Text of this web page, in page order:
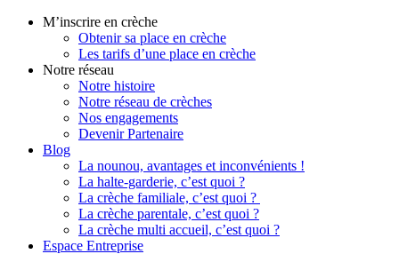
M’inscrire en crèche
Obtenir sa place en crèche
Les tarifs d’une place en crèche
Notre réseau
Notre histoire
Notre réseau de crèches
Nos engagements
Devenir Partenaire
Blog
La nounou, avantages et inconvénients !
La halte-garderie, c’est quoi ?
La crèche familiale, c’est quoi ?
La crèche parentale, c’est quoi ?
La crèche multi accueil, c’est quoi ?
Espace Entreprise